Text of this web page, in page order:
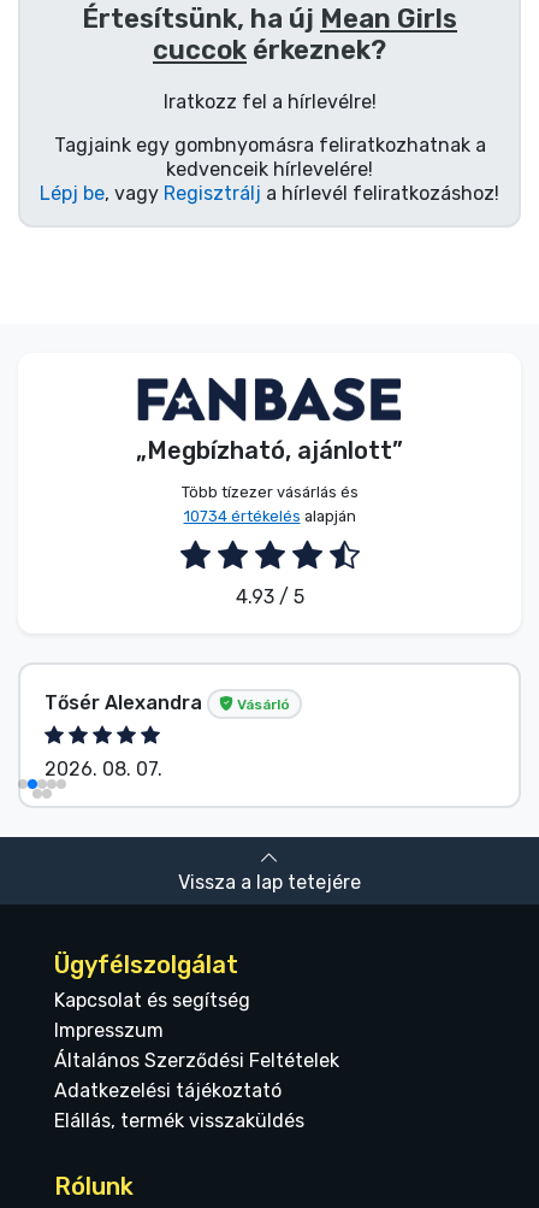
Értesítsünk, ha új Mean Girls
cuccok érkeznek?
Iratkozz fel a hírlevélre!
Tagjaink egy gombnyomásra feliratkozhatnak a
kedvenceik hírlevelére!
Lépj be, vagy Regisztrálj a hírlevél feliratkozáshoz!
„Megbízható, ajánlott”
Több tízezer vásárlás és
10734 értékelés alapján
4.93 / 5
Tősér Alexandra Vásárló
2026. 08. 07.
Vissza a lap tetejére
Ügyfélszolgálat
Kapcsolat és segítség
Impresszum
Általános Szerződési Feltételek
Adatkezelési tájékoztató
Elállás, termék visszaküldés
Rólunk
Zenés cuccok
Márkák